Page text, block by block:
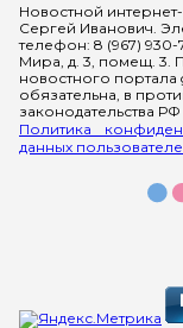
Новостной
Сергей Иванович.
телефон: 8 (967) 930-
Мира, д. 3, помещ. 3.
новостного портала
обязательна, в
законодательства
Политика
данных